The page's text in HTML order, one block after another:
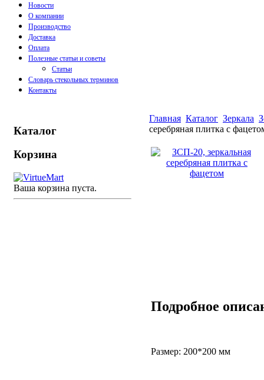
Новости
О компании
Производство
Доставка
Оплата
Полезные статьи и советы
Статьи
Словарь стекольных терминов
Контакты
Каталог
Корзина
Ваша корзина пуста.
Главная Каталог Зеркала
серебряная плитка с
Подробное
Размер: 200*200 мм